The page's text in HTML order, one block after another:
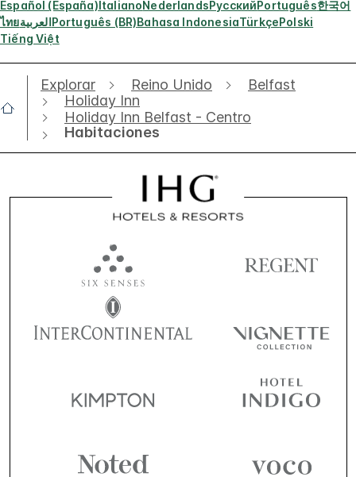
Español (España)ItalianoNederlandsРусскийPortuguês한국어
ไทยالعربيةPortuguês (BR)Bahasa IndonesiaTürkçePolski
Tiếng Việt
Explorar Reino Unido
Belfast
Holiday Inn
Holiday Inn Belfast - Centro
Habitaciones